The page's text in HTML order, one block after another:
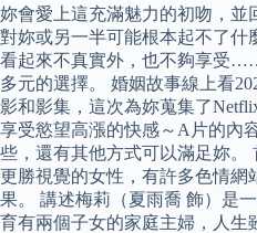
妳會愛上這充滿魅力的初吻，
對妳或另一半可能根本起不了什
看起來不真實外，也不夠享受
多元的選擇。 婚姻故事線上看
影和影集，這次為妳蒐集了
享受慾望高漲的快感～A片的內
些，還有其他方式可以滿足妳。
更勝視覺的女性，有許多色情網
果。 講述梅莉（夏雨喬 飾）是
育有兩個子女的家庭主婦，人生